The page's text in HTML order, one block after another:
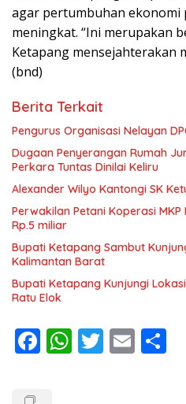
agar pertumbuhan ekonomi
meningkat. “Ini merupakan
Ketapang mensejahterakan
(bnd)
Berita Terkait
Pengurus Organisasi Nelayan
Dugaan Penyerangan Rumah
Perkara Tuntas Dinilai Keliru
Alexander Wilyo Kantongi SK
Perwakilan Petani Koperasi
Rp.5 miliar
Bupati Ketapang Sambut
Kalimantan Barat
Bupati Ketapang Kunjungi
Ratu Elok
F W T E